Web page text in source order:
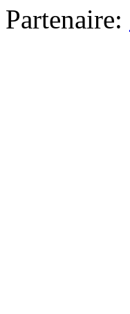
Partenaire: